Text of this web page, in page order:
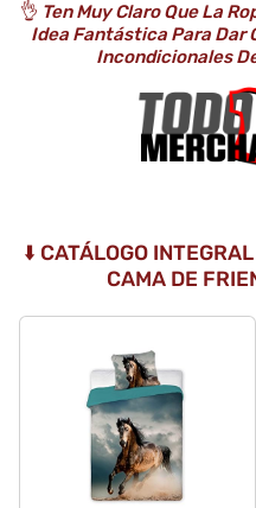
👌 Ten Muy Claro Que La
Idea Fantástica Para Dar
Incondicionales
⬇️ CATÁLOGO
CAMA DE